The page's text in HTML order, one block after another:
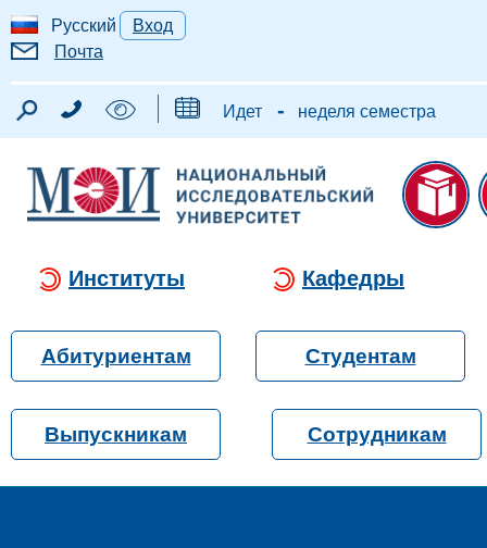
Русский
Вход
Почта
Идет - неделя семестра
Институты Кафедры
Абитуриентам Студентам
Выпускникам Сотрудникам